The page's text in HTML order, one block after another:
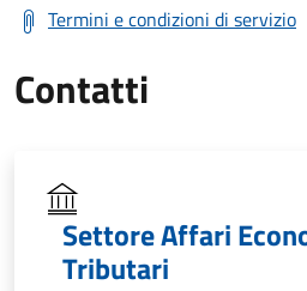
Termini e condizioni di servizio
Contatti
Settore Affari
Tributari